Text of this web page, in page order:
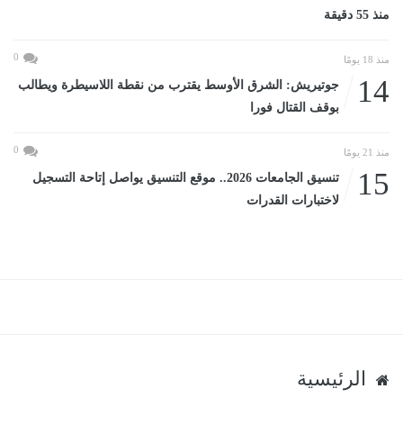
منذ 55 دقيقة
منذ 18 يومًا 0
14
جوتيريش: الشرق الأوسط يقترب من نقطة اللاسيطرة ويطالب
بوقف القتال فورا
منذ 21 يومًا 0
15
تنسيق الجامعات 2026.. موقع التنسيق يواصل إتاحة التسجيل
لاختبارات القدرات
الرئيسية